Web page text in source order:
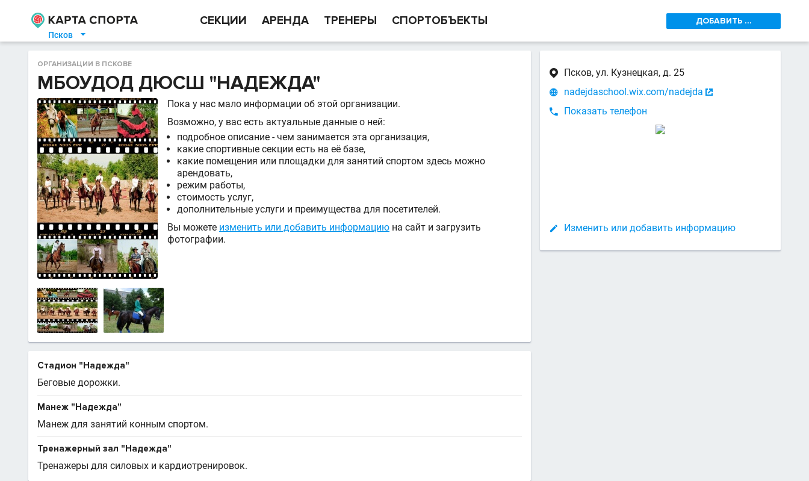
Псков 
СЕКЦИИ АРЕНДА ТРЕНЕРЫ СПОРТОБЪЕКТЫ ДОБАВИТЬ ...
ОРГАНИЗАЦИИ В ПСКОВЕ
МБОУДОД ДЮСШ "НАДЕЖДА"
Пока у нас мало информации об этой организации.
Возможно, у вас есть актуальные данные о ней:
подробное описание - чем занимается эта организация,
какие спортивные секции есть на её базе,
какие помещения или площадки для занятий спортом здесь можно
арендовать,
режим работы,
стоимость услуг,
дополнительные услуги и преимущества для посетителей.
Вы можете изменить или добавить информацию на сайт и загрузить
фотографии.
Стадион "Надежда"
Беговые дорожки.
Манеж "Надежда"
Манеж для занятий конным спортом.
Тренажерный зал "Надежда"
Тренажеры для силовых и кардиотренировок.
 Псков, ул. Кузнецкая, д. 25
 nadejdaschool.wix.com/nadejda 

Показать телефон
 Изменить или добавить информацию